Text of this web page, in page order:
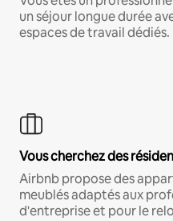
un séjour longue durée
espaces de travail dédiés.
Vous cherchez des
Airbnb propose des
meublés adaptés aux
d'entreprise et pour le